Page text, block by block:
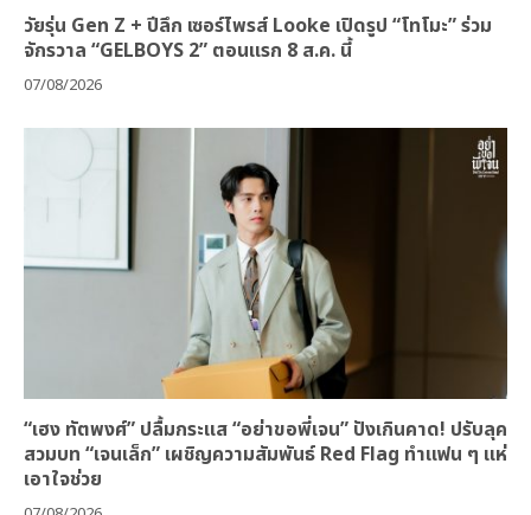
วัยรุ่น Gen Z + ปีลึก เซอร์ไพรส์ Looke เปิดรูป “โทโมะ” ร่วม
จักรวาล “GELBOYS 2” ตอนแรก 8 ส.ค. นี้
07/08/2026
“เฮง ทัตพงศ์” ปลื้มกระแส “อย่าขอพี่เจน” ปังเกินคาด! ปรับลุค
สวมบท “เจนเล็ก” เผชิญความสัมพันธ์ Red Flag ทำแฟน ๆ แห่
เอาใจช่วย